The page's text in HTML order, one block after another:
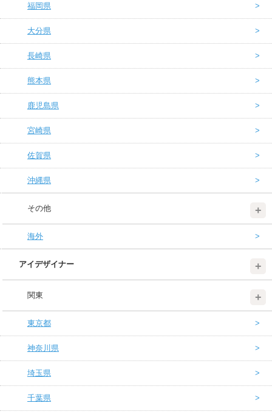
福岡県
大分県
長崎県
熊本県
鹿児島県
宮崎県
佐賀県
沖縄県
その他
海外
アイデザイナー
関東
東京都
神奈川県
埼玉県
千葉県